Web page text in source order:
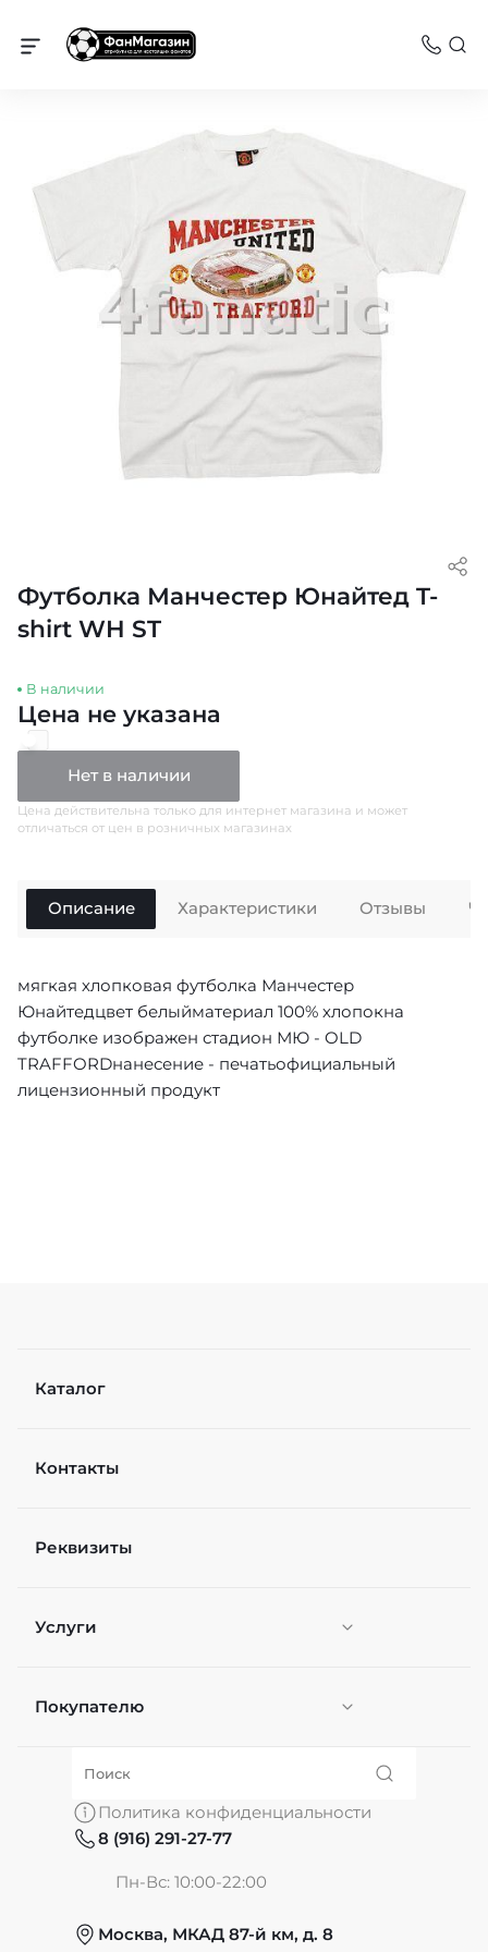
Манчестер Юнайтед
Футболка Манчестер Юнайтед T-
shirt WH ST
В наличии
Цена не указана
Нет в наличии
Цена действительна только для интернет магазина и может
отличаться от цен в розничных магазинах
Описание
мягкая хлопковая футболка Манчестер
Юнайтедцвет белыйматериал 100% хлопокна
футболке изображен стадион МЮ - OLD
TRAFFORDнанесение - печатьофициальный
лицензионный продукт
Характеристики Отзывы
Каталог
Контакты
Реквизиты
Услуги
Персонификация
Покупателю
О нас
Обмен и возврат
Политика конфиденциальности
8 (916) 291-27-77
Пн-Вс: 10:00-22:00
Москва, МКАД 87-й км, д. 8